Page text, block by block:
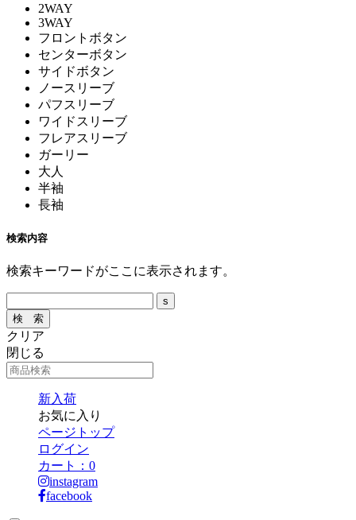
2WAY
3WAY
フロントボタン
センターボタン
サイドボタン
ノースリーブ
パフスリーブ
ワイドスリーブ
フレアスリーブ
ガーリー
大人
半袖
長袖
検索内容
検索キーワードがここに表示されます。
クリア
閉じる
新入荷
お気に入り
ページトップ
ログイン
カート： 0
instagram
facebook